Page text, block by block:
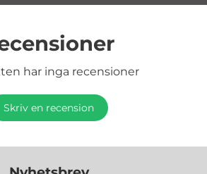
har inga recensioner
Skriv en recension